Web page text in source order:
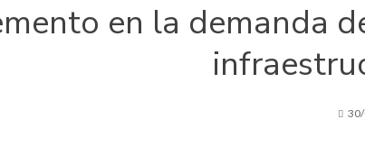
en la demanda